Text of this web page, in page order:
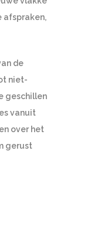
afspraken,
de
niet-
geschillen
vanuit
over het
gerust